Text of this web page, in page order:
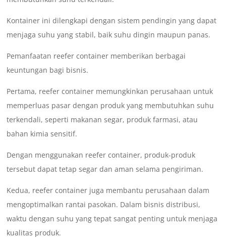
Kontainer ini dilengkapi dengan sistem pendingin yang dapat
menjaga suhu yang stabil, baik suhu dingin maupun panas.
Pemanfaatan reefer container memberikan berbagai
keuntungan bagi bisnis.
Pertama, reefer container memungkinkan perusahaan untuk
memperluas pasar dengan produk yang membutuhkan suhu
terkendali, seperti makanan segar, produk farmasi, atau
bahan kimia sensitif.
Dengan menggunakan reefer container, produk-produk
tersebut dapat tetap segar dan aman selama pengiriman.
Kedua, reefer container juga membantu perusahaan dalam
mengoptimalkan rantai pasokan. Dalam bisnis distribusi,
waktu dengan suhu yang tepat sangat penting untuk menjaga
kualitas produk.